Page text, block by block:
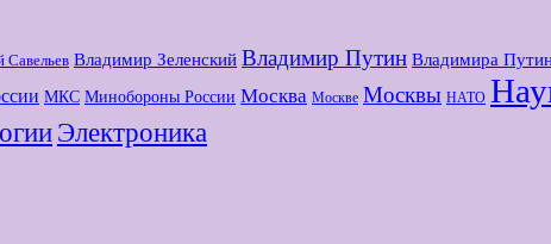
Савельев Владимир Зеленский Владимир Путин Владимира
МКС Минобороны России Москва Москве Москвы НАТО
Электроника